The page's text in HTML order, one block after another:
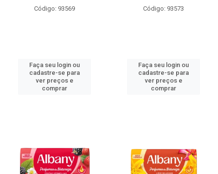
Código: 93569
Faça seu login ou
cadastre-se para
ver preços e
comprar
Código: 93573
Faça seu login ou
cadastre-se para
ver preços e
comprar